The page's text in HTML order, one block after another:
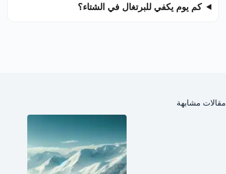
كم يوم يكفي للبرتغال في الشتاء؟
مقالات مشابهة